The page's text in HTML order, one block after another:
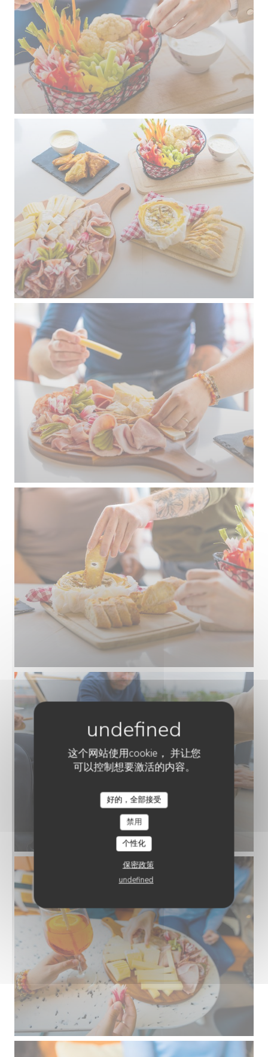
这个网站使用cookie， 并让您
可以控制想要激活的内容。
好的，全部接受
禁用
个性化
保密政策
undefined